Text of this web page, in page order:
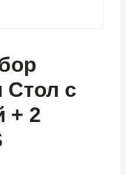
Стол с
+ 2